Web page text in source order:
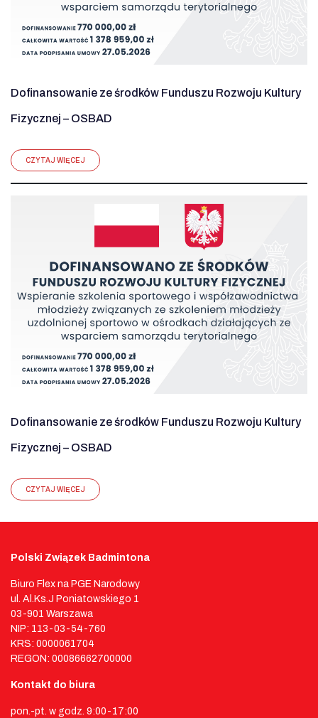
Dofinansowanie ze środków Funduszu Rozwoju Kultury
Fizycznej – OSBAD
CZYTAJ WIĘCEJ
Dofinansowanie ze środków Funduszu Rozwoju Kultury
Fizycznej – OSBAD
CZYTAJ WIĘCEJ
Polski Związek Badmintona
Biuro Flex na PGE Narodowy
ul. Al.Ks.J Poniatowskiego 1
03-901 Warszawa
NIP: 113-03-54-760
KRS: 0000061704
REGON: 00086662700000
Kontakt do biura
pon.-pt. w godz. 9:00-17:00